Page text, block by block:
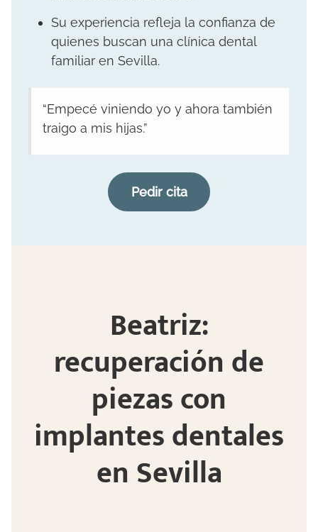
Su experiencia refleja la confianza de
quienes buscan una clínica dental
familiar en Sevilla.
“Empecé viniendo yo y ahora también
traigo a mis hijas.”
Pedir cita
Beatriz:
recuperación de
piezas con
implantes dentales
en Sevilla